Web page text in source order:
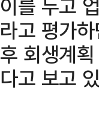
이를 두고
라고 평가
후 회생계
다고 보고